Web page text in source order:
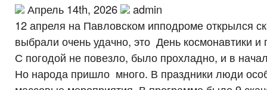
Апрель 14th, 2026
admin
12 апреля на Павловском ипподроме открылся
выбрали очень удачно, это День космонавтики
С погодой не повезло, было прохладно, и в
Но народа пришло много. В праздники люди